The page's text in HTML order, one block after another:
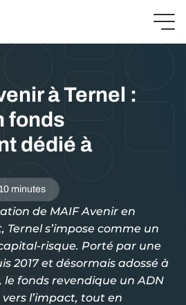
à Ternel :
fonds
dédié à
10 minutes
de MAIF Avenir en
s’impose comme un
risque. Porté par une
2017 et désormais adossé à
le fonds revendique un ADN
l’impact, tout en